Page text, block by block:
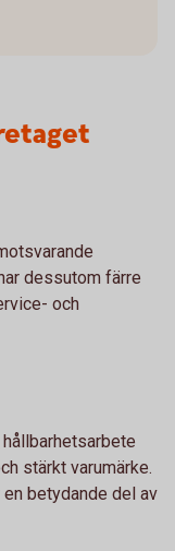
dessutom färre
och
stärkt varumärke.
betydande del av